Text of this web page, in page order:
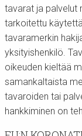
tavarat ja palvelut
tarkoitettu
tavaramerkin
yksityishenkilö.
oikeuden kieltää
samankaltaista
tavaroiden tai
hankkiminen on